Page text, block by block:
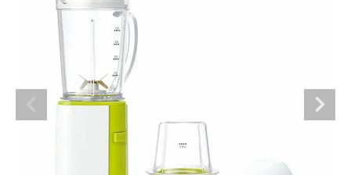
調理家電
冷暖房家電
家具